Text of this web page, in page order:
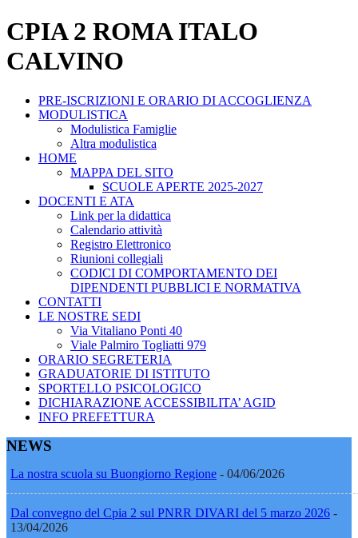
CPIA 2 ROMA ITALO
CALVINO
PRE-ISCRIZIONI E ORARIO DI ACCOGLIENZA
MODULISTICA
Modulistica Famiglie
Altra modulistica
HOME
MAPPA DEL SITO
SCUOLE APERTE 2025-2027
DOCENTI E ATA
Link per la didattica
Calendario attività
Registro Elettronico
Riunioni collegiali
CODICI DI COMPORTAMENTO DEI
DIPENDENTI PUBBLICI E NORMATIVA
CONTATTI
LE NOSTRE SEDI
Via Vitaliano Ponti 40
Viale Palmiro Togliatti 979
ORARIO SEGRETERIA
GRADUATORIE DI ISTITUTO
SPORTELLO PSICOLOGICO
DICHIARAZIONE ACCESSIBILITA’ AGID
INFO PREFETTURA
NEWS
La nostra scuola su Buongiorno Regione - 04/06/2026
Dal convegno del Cpia 2 sul PNRR DIVARI del 5 marzo 2026 -
13/04/2026